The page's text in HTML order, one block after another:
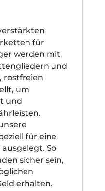
für
werden mit
und
rostfreien
um
und
für eine
So
sicher sein,
erhalten.